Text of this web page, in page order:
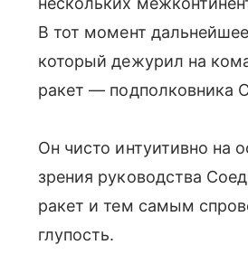
В тот момент
который дежурил на
ракет — подполковника
Он чисто интуитивно на
зрения руководства
ракет и тем самым
глупость.